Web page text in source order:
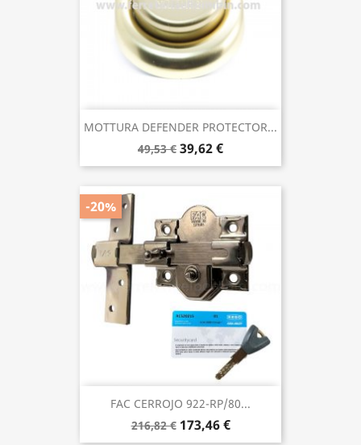
MOTTURA DEFENDER PROTECTOR...
49,53 € 39,62 €
FAC CERROJO 922-RP/80...
216,82 € 173,46 €
-20%